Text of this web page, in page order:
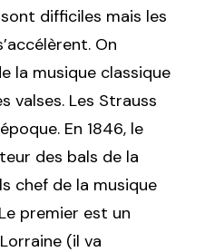
difficiles mais les
On
la musique classique
valses. Les Strauss
En 1846, le
des bals de la
chef de la musique
premier est un
(il va